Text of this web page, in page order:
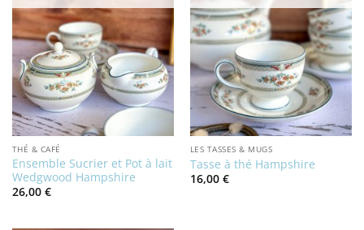
THÉ & CAFÉ
Ensemble Sucrier et Pot à lait
Wedgwood Hampshire
26,00 €
LES TASSES & MUGS
Tasse à thé Hampshire
16,00 €